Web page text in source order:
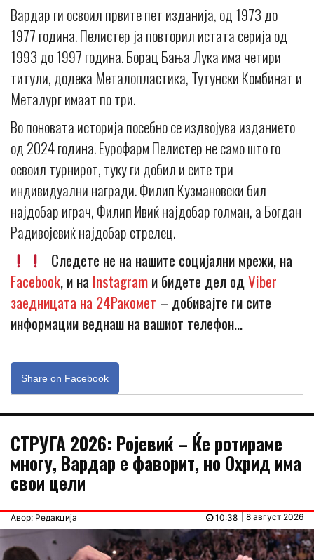
Вардар ги освоил првите пет изданија, од 1973 до
1977 година. Пелистер ја повторил истата серија од
1993 до 1997 година. Борац Бања Лука има четири
титули, додека Металопластика, Тутунски Комбинат и
Металург имаат по три.
Во поновата историја посебно се издвојува изданието
од 2024 година. Еурофарм Пелистер не само што го
освоил турнирот, туку ги добил и сите три
индивидуални награди. Филип Кузмановски бил
најдобар играч, Филип Ивиќ најдобар голман, а Богдан
Радивојевиќ најдобар стрелец.
Следете не на нашите социјални мрежи, на
Facebook, и на Instagramи бидете дел одViber
заедницата на 24Ракомет – добивајте ги сите
информации веднаш на вашиот телефон…
Share on Facebook
СТРУГА 2026: Ројевиќ – Ќе ротираме
многу, Вардар е фаворит, но Охрид има
свои цели
Авор: Редакција | 8 август 2026
10:38